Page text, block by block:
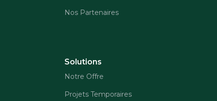
Nos Partenaires
Solutions
Notre Offre
Projets Temporaires